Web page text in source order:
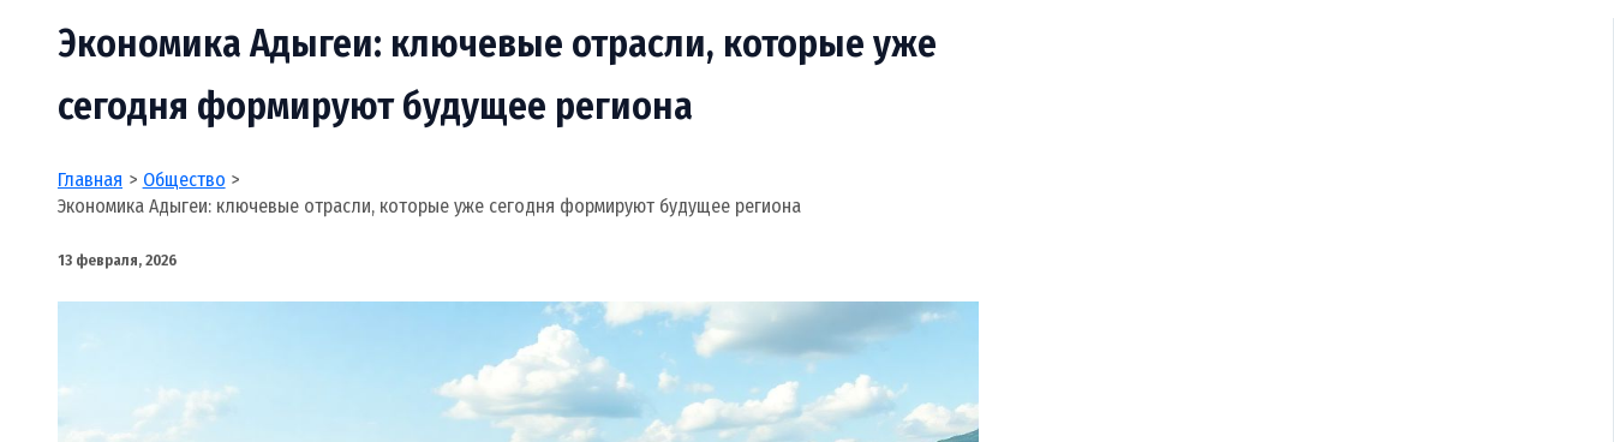
Экономика Адыгеи: ключевые отрасли, которые уже
сегодня формируют будущее региона
Главная
Общество
Экономика Адыгеи: ключевые отрасли, которые уже сегодня формируют будущее региона
13 февраля, 2026